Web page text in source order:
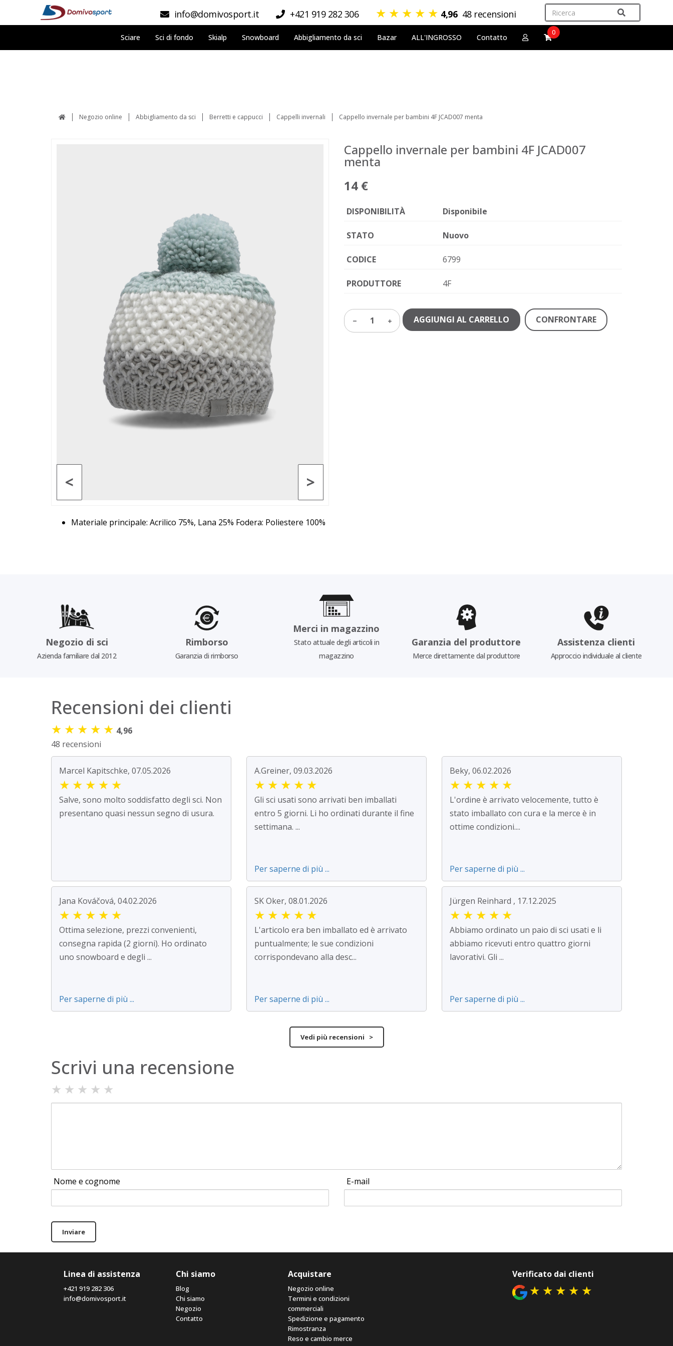
info@domivosport.it +421 919 282 306 ★ ★ ★ ★ ★ 4,96 48 recensioni
Sciare Sci di fondo Skialp Snowboard Abbigliamento da sci Bazar ALL'INGROSSO Contatto
0
Negozio online Abbigliamento da sci Berretti e cappucci Cappelli invernali Cappello invernale per bambini 4F JCAD007 menta
>
<
Cappello invernale per bambini 4F JCAD007
menta
14 €
DISPONIBILITÀ Disponibile
STATO Nuovo
CODICE 6799
PRODUTTORE 4F
1 AGGIUNGI AL CARRELLO CONFRONTARE
Materiale principale: Acrilico 75%, Lana 25% Fodera: Poliestere 100%
Negozio di sci
Azienda familiare dal 2012
Rimborso
Garanzia di rimborso
Merci in magazzino
Stato attuale degli articoli in
magazzino
Garanzia del produttore
Merce direttamente dal produttore
Assistenza clienti
Approccio individuale al cliente
Recensioni dei clienti
★ ★ ★ ★ ★ 4,96
48 recensioni
Marcel Kapitschke, 07.05.2026
★ ★ ★ ★ ★
Salve, sono molto soddisfatto degli sci. Non
presentano quasi nessun segno di usura.
A.Greiner, 09.03.2026
★ ★ ★ ★ ★
Gli sci usati sono arrivati ben imballati
entro 5 giorni. Li ho ordinati durante il fine
settimana. ...
Per saperne di più ...
Beky, 06.02.2026
★ ★ ★ ★ ★
L'ordine è arrivato velocemente, tutto è
stato imballato con cura e la merce è in
ottime condizioni....
Per saperne di più ...
Jana Kováčová, 04.02.2026
★ ★ ★ ★ ★
Ottima selezione, prezzi convenienti,
consegna rapida (2 giorni). Ho ordinato
uno snowboard e degli ...
Per saperne di più ...
SK Oker, 08.01.2026
★ ★ ★ ★ ★
L'articolo era ben imballato ed è arrivato
puntualmente; le sue condizioni
corrispondevano alla desc...
Per saperne di più ...
Jürgen Reinhard , 17.12.2025
★ ★ ★ ★ ★
Abbiamo ordinato un paio di sci usati e li
abbiamo ricevuti entro quattro giorni
lavorativi. Gli ...
Per saperne di più ...
Vedi più recensioni >
Scrivi una recensione
★ ★ ★ ★ ★
Nome e cognome E-mail
Inviare
Linea di assistenza
+421 919 282 306
info@domivosport.it
Chi siamo
Blog
Chi siamo
Negozio
Contatto
Acquistare
Negozio online
Termini e condizioni
commerciali
Spedizione e pagamento
Rimostranza
Reso e cambio merce
Verificato dai clienti
★ ★ ★ ★ ★